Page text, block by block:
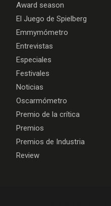
Award season
El Juego de Spielberg
Emmymómetro
Entrevistas
Especiales
Festivales
Noticias
Oscarmómetro
Premio de la crítica
Premios
Premios de Industria
Review